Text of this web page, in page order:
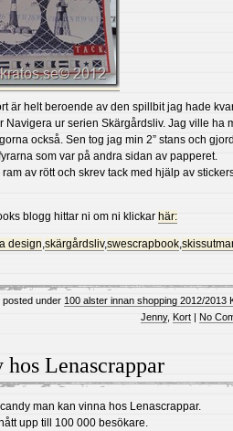
är helt beroende av den spillbit jag hade
Navigera ur serien Skärgårdsliv. Jag ville ha
också. Sen tog jag min 2” stans och
som var på andra sidan av papperet.
av rött och skrev tack med hjälp av
blogg hittar ni om ni klickar här:
design,skärgårdsliv,swescrapbook,
under 100 alster innan shopping 2012/2013
Jenny, Kort | No
Lenascrappar
man kan vinna hos Lenascrappar.
upp till 100 000 besökare.